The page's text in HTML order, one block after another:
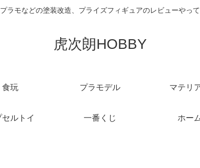
ラモなどの塗装改造、プライズフィギュアのレビューやって
虎次朗HOBBY
食玩 プラモデル マテリ
セルトイ 一番くじ ホー